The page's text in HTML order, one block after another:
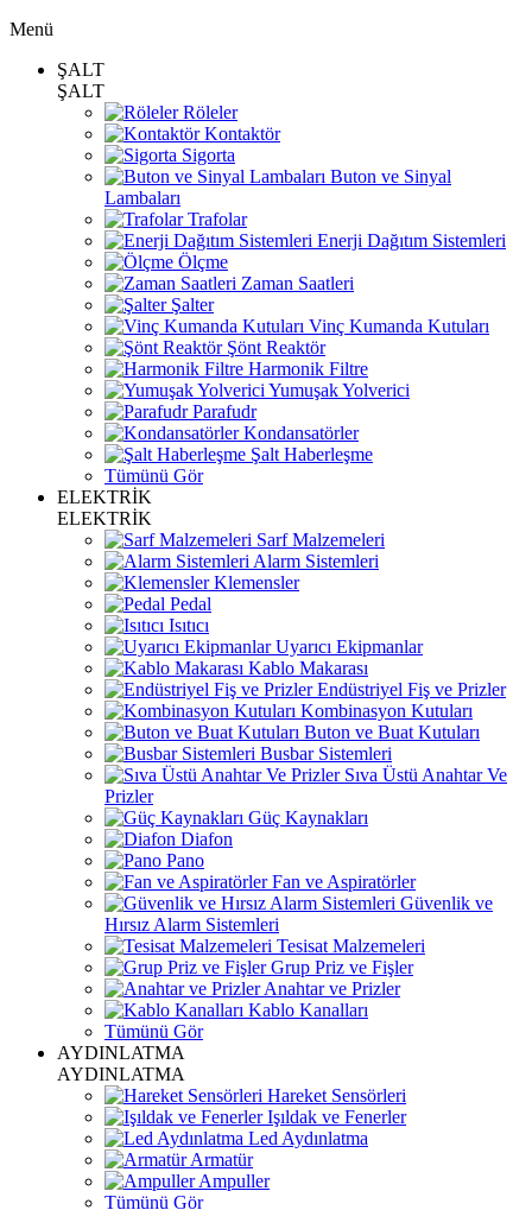
Menü
ŞALT
ŞALT
Röleler
Kontaktör
Sigorta
Buton ve Sinyal
Lambaları
Trafolar
Enerji Dağıtım Sistemleri
Ölçme
Zaman Saatleri
Şalter
Vinç Kumanda Kutuları
Şönt Reaktör
Harmonik Filtre
Yumuşak Yolverici
Parafudr
Kondansatörler
Şalt Haberleşme
Tümünü Gör
ELEKTRİK
ELEKTRİK
Sarf Malzemeleri
Alarm Sistemleri
Klemensler
Pedal
Isıtıcı
Uyarıcı Ekipmanlar
Kablo Makarası
Endüstriyel Fiş ve Prizler
Kombinasyon Kutuları
Buton ve Buat Kutuları
Busbar Sistemleri
Sıva Üstü Anahtar Ve
Prizler
Güç Kaynakları
Diafon
Pano
Fan ve Aspiratörler
Güvenlik ve
Hırsız Alarm Sistemleri
Tesisat Malzemeleri
Grup Priz ve Fişler
Anahtar ve Prizler
Kablo Kanalları
Tümünü Gör
AYDINLATMA
AYDINLATMA
Hareket Sensörleri
Işıldak ve Fenerler
Led Aydınlatma
Armatür
Ampuller
Tümünü Gör